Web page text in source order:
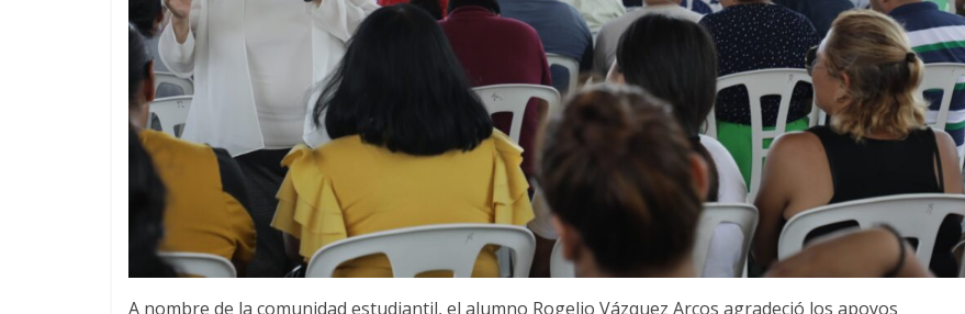
A nombre de la comunidad estudiantil, el alumno Rogelio Vázquez Arcos agradeció los apoyos